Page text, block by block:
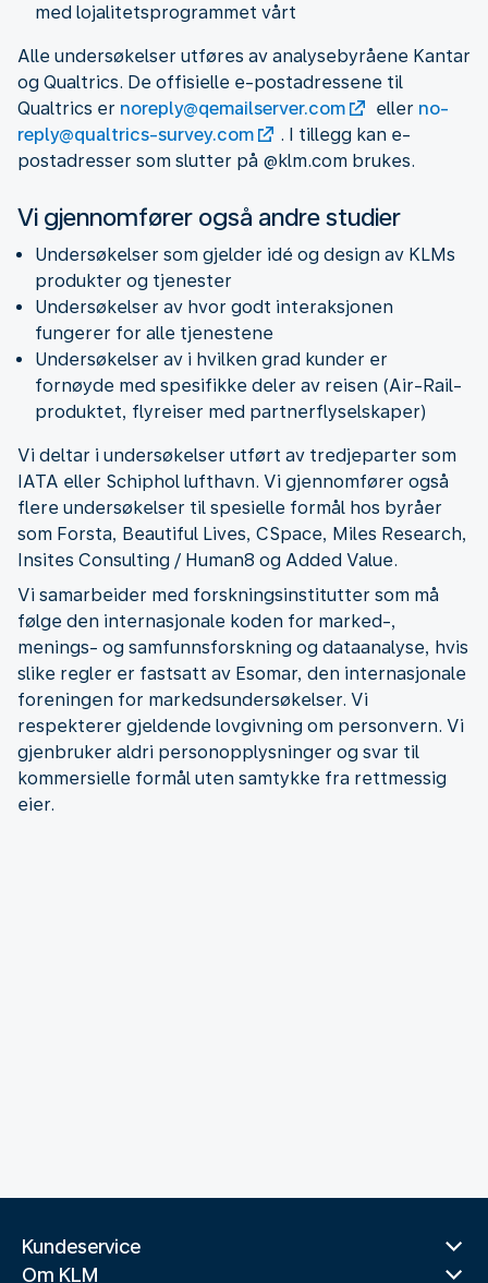
med lojalitetsprogrammet vårt
Alle undersøkelser utføres av analysebyråene Kantar
og Qualtrics. De offisielle e-postadressene til
Qualtrics er noreply@qemailserver.com eller no-
reply@qualtrics-survey.com
. I tillegg kan e-
postadresser som slutter på @klm.com brukes.
Vi gjennomfører også andre studier
Undersøkelser som gjelder idé og design av KLMs
produkter og tjenester
Undersøkelser av hvor godt interaksjonen
fungerer for alle tjenestene
Undersøkelser av i hvilken grad kunder er
fornøyde med spesifikke deler av reisen (Air-Rail-
produktet, flyreiser med partnerflyselskaper)
Vi deltar i undersøkelser utført av tredjeparter som
IATA eller Schiphol lufthavn. Vi gjennomfører også
flere undersøkelser til spesielle formål hos byråer
som Forsta, Beautiful Lives, CSpace, Miles Research,
Insites Consulting / Human8 og Added Value.
Vi samarbeider med forskningsinstitutter som må
følge den internasjonale koden for marked-,
menings- og samfunnsforskning og dataanalyse, hvis
slike regler er fastsatt av Esomar, den internasjonale
foreningen for markedsundersøkelser. Vi
respekterer gjeldende lovgivning om personvern. Vi
gjenbruker aldri personopplysninger og svar til
kommersielle formål uten samtykke fra rettmessig
eier.
Kundeservice
Om KLM